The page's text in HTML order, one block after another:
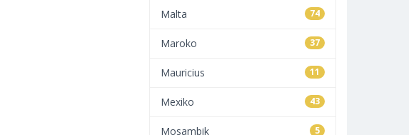
74
Malta
37
Maroko
11
Mauricius
43
Mexiko
5
Mosambik